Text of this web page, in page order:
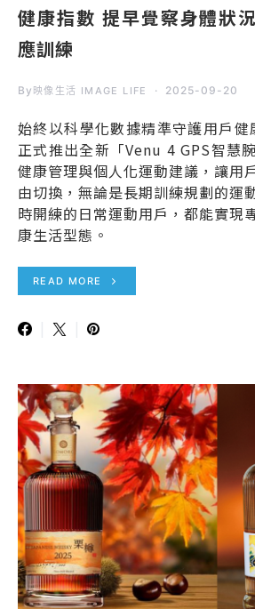
健康指數 提早覺察身體狀
應訓練
By 映像生活 IMAGE LIFE 2025-09-20
始終以科學化數據精準守護用戶健
正式推出全新「Venu 4 GPS智慧
健康管理與個人化運動建議，讓用
由切換，無論是長期訓練規劃的運
時開練的日常運動用戶，都能實現
康生活型態。
READ MORE